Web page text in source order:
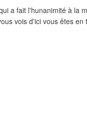
a fait l'hunanimité à la
vois d'ici vous êtes en